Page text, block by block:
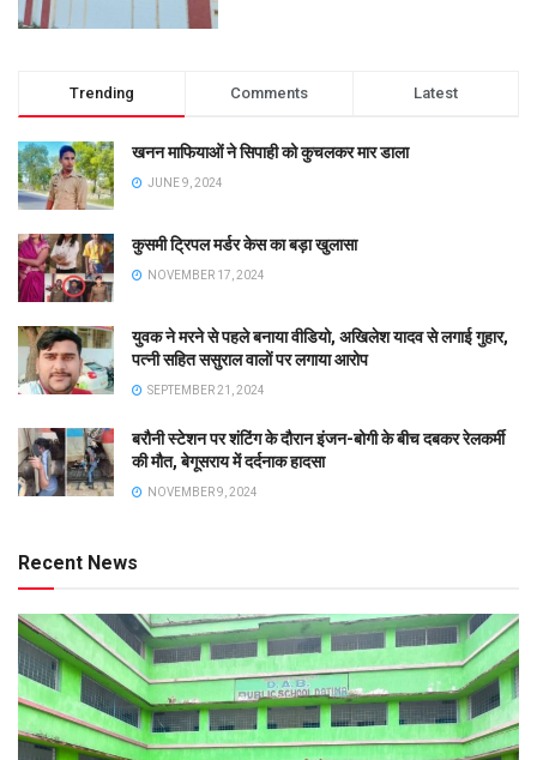
Trending Comments Latest
खनन माफियाओं ने सिपाही को कुचलकर मार डाला
JUNE 9, 2024
कुसमी ट्रिपल मर्डर केस का बड़ा खुलासा
NOVEMBER 17, 2024
युवक ने मरने से पहले बनाया वीडियो, अखिलेश यादव से लगाई गुहार,
पत्नी सहित ससुराल वालों पर लगाया आरोप
SEPTEMBER 21, 2024
बरौनी स्टेशन पर शंटिंग के दौरान इंजन-बोगी के बीच दबकर रेलकर्मी
की मौत, बेगूसराय में दर्दनाक हादसा
NOVEMBER 9, 2024
Recent News